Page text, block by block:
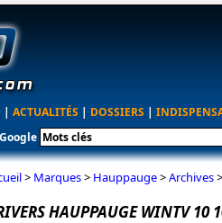
| ACTUALITÉS | DOSSIERS |
Google
> Marques> Hauppauge>Archives
HAUPPAUGE WINTV 10